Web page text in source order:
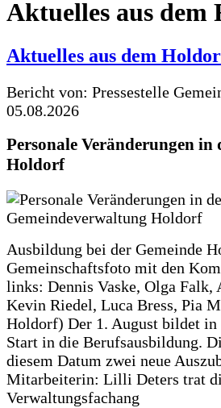
Aktuelles aus dem
Aktuelles aus dem
Bericht von: Pressestelle
05.08.2026
Personale Veränderungen
Holdorf
Ausbildung bei der Gemeinde
Gemeinschaftsfoto mit den
links: Dennis Vaske, Olga
Kevin Riedel, Luca Bress, Pia
Holdorf) Der 1. August bildet
Start in die Berufsausbildung.
diesem Datum zwei neue
Mitarbeiterin: Lilli Deters trat
Verwaltungsfachang